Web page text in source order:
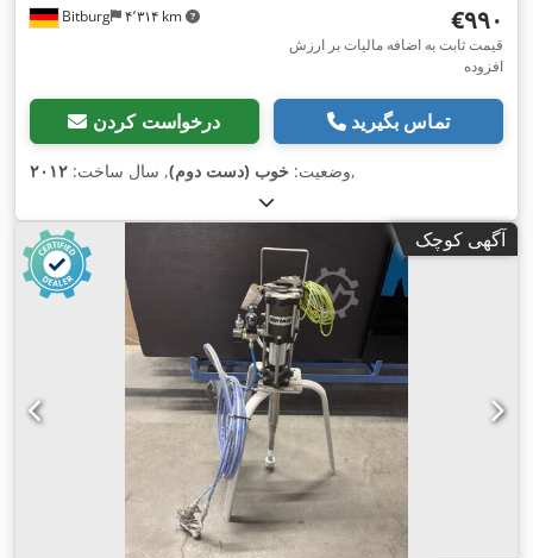
Bitburg ۴٬۳۱۴ km ‎€۹۹۰
قیمت ثابت به اضافه مالیات بر ارزش
افزوده
درخواست کردن تماس بگیرید
وضعیت: خوب (دست دوم), سال ساخت: ۲۰۱۲ ,
آگهی کوچک